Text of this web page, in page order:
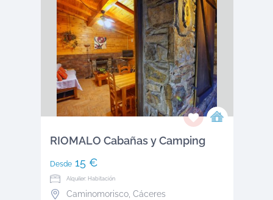
RIOMALO Cabañas y Camping
Desde15 €
Alquiler: Habitación
Caminomorisco, Cáceres